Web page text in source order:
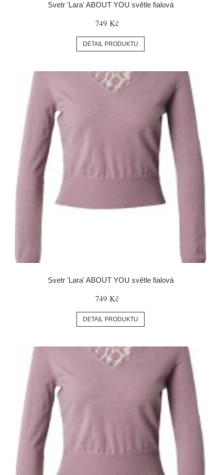
Svetr 'Lara' ABOUT YOU světle fialová
749 Kč
DETAIL PRODUKTU
Svetr 'Lara' ABOUT YOU světle fialová
749 Kč
DETAIL PRODUKTU